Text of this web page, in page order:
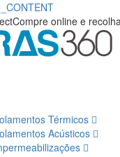
Compre online e
Térmicos
Acústicos